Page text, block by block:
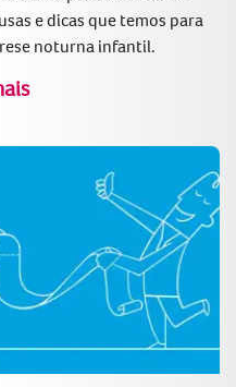
e dicas que temos para
noturna infantil.